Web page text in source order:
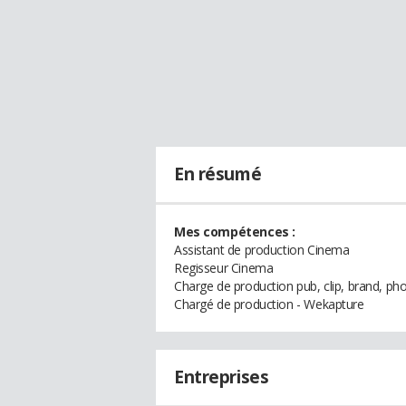
En résumé
Mes compétences :
Assistant de production Cinema
Regisseur Cinema
Charge de production pub, clip, brand,
Chargé de production - Wekapture
Entreprises